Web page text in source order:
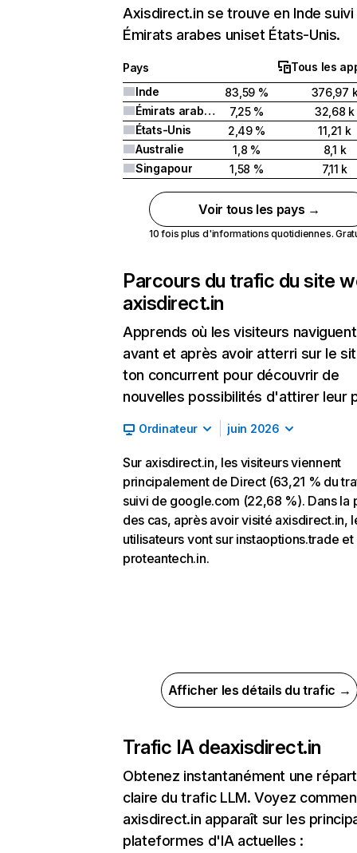
Axisdirect.in se trouve en Inde suivi
Émirats arabes uniset États-Unis.
Pays
Tous les
Inde
83,59 %
376,97
Émirats arabes unis
7,25 %
32,68 k
États-Unis
2,49 %
11,21 k
Australie
1,8 %
8,1 k
Singapour
1,58 % 7,11 k
Voir tous les pays →
10 fois plus d'informations quotidiennes.
Parcours du trafic du site
axisdirect.in
Apprends où les visiteurs naviguent
avant et après avoir atterri sur le
ton concurrent pour découvrir de
nouvelles possibilités d'attirer leur
Ordinateur juin 2026
Sur axisdirect.in, les visiteurs viennent
principalement de Direct (63,21 % du
suivi de google.com (22,68 %). Dans la
des cas, après avoir visité axisdirect.in,
utilisateurs vont sur instaoptions.trade et
proteantech.in.
Afficher les détails du trafic →
Trafic IA deaxisdirect.in
Obtenez instantanément une
claire du trafic LLM. Voyez
axisdirect.in apparaît sur les
plateformes d'IA actuelles :